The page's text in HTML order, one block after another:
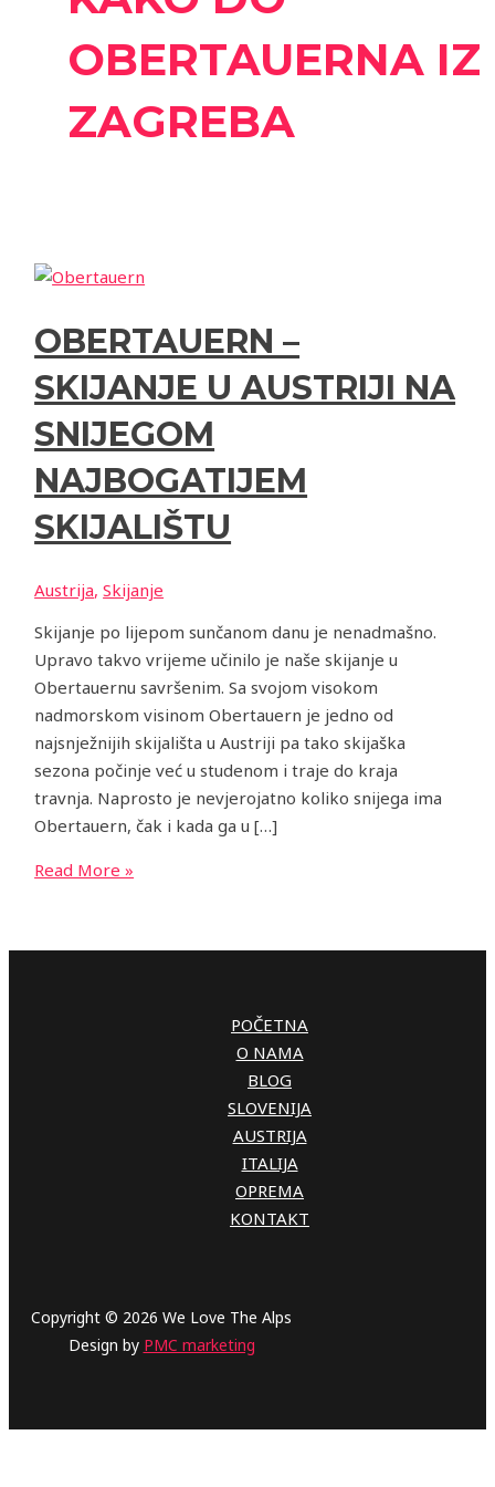
OBERTAUERNA IZ
ZAGREBA
OBERTAUERN –
SKIJANJE U AUSTRIJI NA
SNIJEGOM
NAJBOGATIJEM
SKIJALIŠTU
Austrija,Skijanje
Skijanje po lijepom sunčanom danu je nenadmašno.
Upravo takvo vrijeme učinilo je naše skijanje u
Obertauernu savršenim. Sa svojom visokom
nadmorskom visinom Obertauern je jedno od
najsnježnijih skijališta u Austriji pa tako skijaška
sezona počinje već u studenom i traje do kraja
travnja. Naprosto je nevjerojatno koliko snijega ima
Obertauern, čak i kada ga u […]
Read More »
POČETNA
O NAMA
BLOG
SLOVENIJA
AUSTRIJA
ITALIJA
OPREMA
KONTAKT
Copyright © 2026 We Love The Alps
Design by PMC marketing